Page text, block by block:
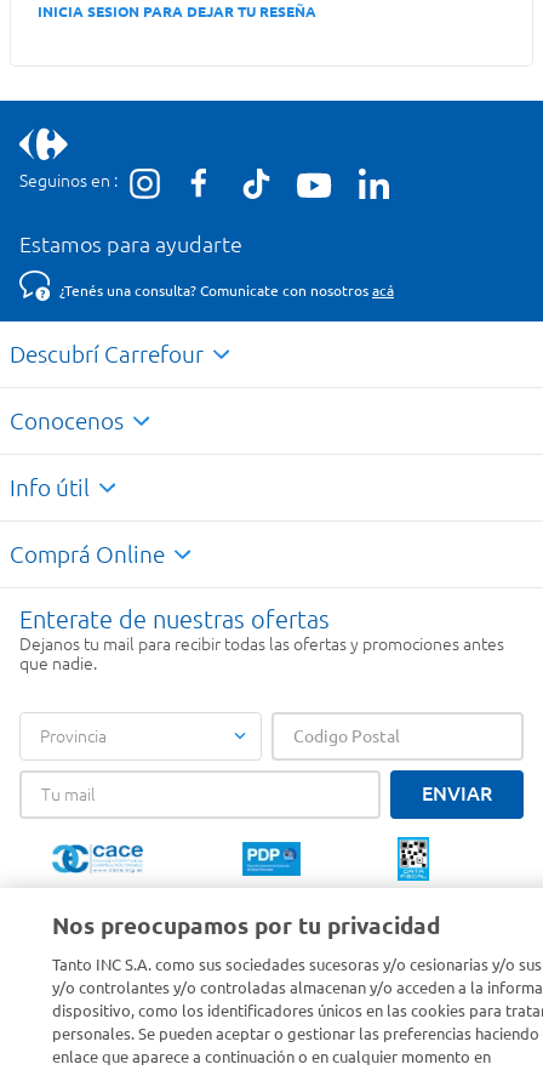
INICIA SESION PARA DEJAR TU RESEÑA
Seguinos en :
Estamos para ayudarte
¿Tenés una consulta? Comunicate con nosotros acá
Descubrí Carrefour
Conocenos
Info útil
Comprá Online
Enterate de nuestras ofertas
Dejanos tu mail para recibir todas las ofertas y promociones antes
que nadie.
Provincia
ENVIAR
SOLICITUD DE ARREPENTIMIENTO
Copyright 2026 ©Carrefour. Todos los derechos reservados |
Términos y
Condiciones del Servicio
| Defensa de las y los Consumidores para
Nos preocupamos por tu privacidad
Tanto INC S.A. como sus sociedades sucesoras y/o cesionarias y/o
y/o controlantes y/o controladas almacenan y/o acceden a la
dispositivo, como los identificadores únicos en las cookies para
personales. Se pueden aceptar o gestionar las preferencias
enlace que aparece a continuación o en cualquier momento en